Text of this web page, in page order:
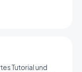
Tutorial und